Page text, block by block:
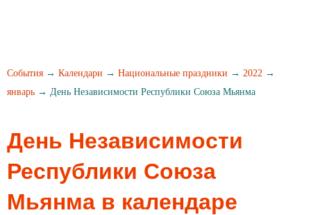
События → Календари → Национальные праздники → 2022 →
январь → День Независимости Республики Союза Мьянма
День Независимости
Республики Союза
Мьянма в календаре